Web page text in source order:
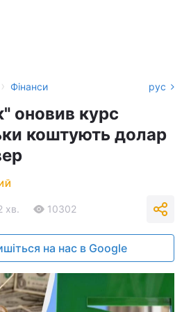
› Фінанси рус
оновив курс
коштують долар
хв. 10302
на нас в Google